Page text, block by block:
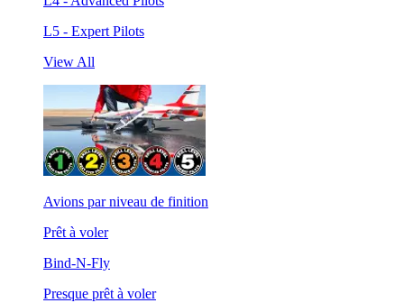
L5 - Expert Pilots
View All
Avions par niveau de finition
Prêt à voler
Bind-N-Fly
Presque prêt à voler